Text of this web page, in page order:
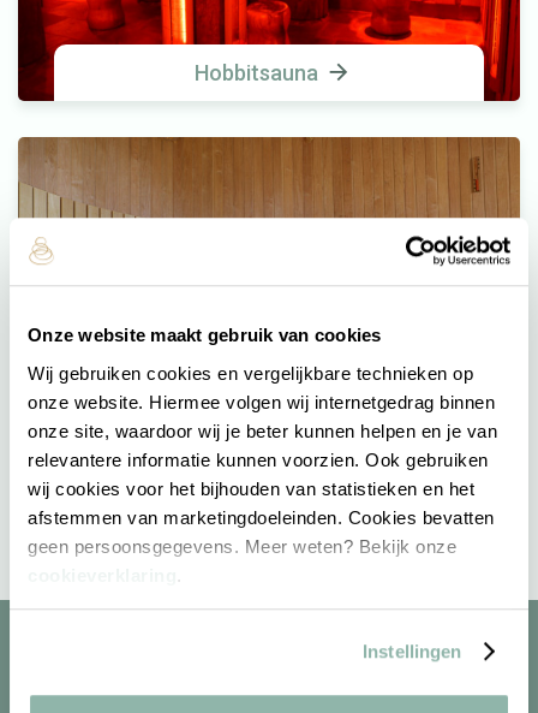
Onze website maakt gebruik van cookies
Wij gebruiken cookies en vergelijkbare technieken op
onze website. Hiermee volgen wij internetgedrag binnen
onze site, waardoor wij je beter kunnen helpen en je van
relevantere informatie kunnen voorzien. Ook gebruiken
wij cookies voor het bijhouden van statistieken en het
afstemmen van marketingdoeleinden. Cookies bevatten
geen persoonsgegevens. Meer weten? Bekijk onze
.
Instellingen
Hobbitsauna
Torensauna